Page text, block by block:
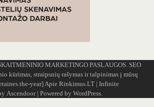
MARKETINGO PASLAUGOS. SEO
kūrimas, straipsnių rašymas ir talpinimas į mūsų
year]Apie Rinkimus.LT| Infinite
Ascendoor| Powered by WordPress.